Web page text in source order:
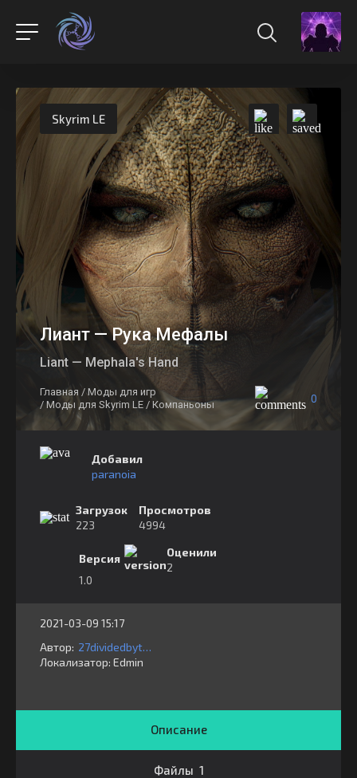
Skyrim LE
Лиант — Рука Мефалы
Liant — Mephala's Hand
Главная / Моды для игр
/ Моды для Skyrim LE / Компаньоны 0
Добавил
paranoia
Загрузок
223
Просмотров
4994
Версия
1.0
Оценили
2
2021-03-09 15:17
Автор:
27dividedbythe9s
Локализатор: ⁣⁣⁣Edmin
Описание
Файлы 1